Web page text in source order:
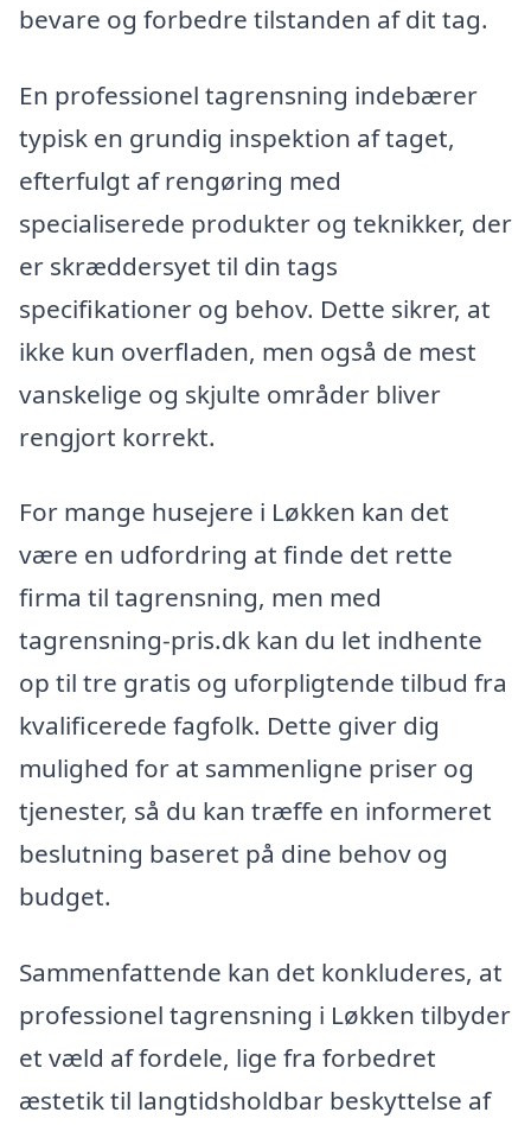
bevare og forbedre tilstanden af dit tag.
En professionel tagrensning indebærer
typisk en grundig inspektion af taget,
efterfulgt af rengøring med
specialiserede produkter og teknikker, der
er skræddersyet til din tags
specifikationer og behov. Dette sikrer, at
ikke kun overfladen, men også de mest
vanskelige og skjulte områder bliver
rengjort korrekt.
For mange husejere i Løkken kan det
være en udfordring at finde det rette
firma til tagrensning, men med
tagrensning-pris.dk kan du let indhente
op til tre gratis og uforpligtende tilbud fra
kvalificerede fagfolk. Dette giver dig
mulighed for at sammenligne priser og
tjenester, så du kan træffe en informeret
beslutning baseret på dine behov og
budget.
Sammenfattende kan det konkluderes, at
professionel tagrensning i Løkken tilbyder
et væld af fordele, lige fra forbedret
æstetik til langtidsholdbar beskyttelse af